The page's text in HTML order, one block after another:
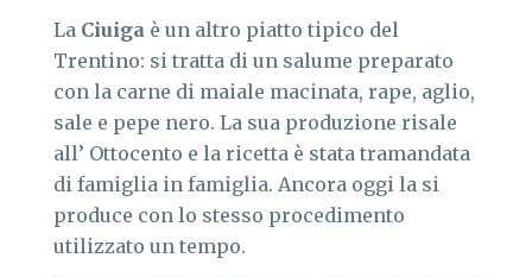
La Ciuiga è un altro piatto tipico del
Trentino: si tratta di un salume preparato
con la carne di maiale macinata, rape, aglio,
sale e pepe nero. La sua produzione risale
all’ Ottocento e la ricetta è stata tramandata
di famiglia in famiglia. Ancora oggi la si
produce con lo stesso procedimento
utilizzato un tempo.